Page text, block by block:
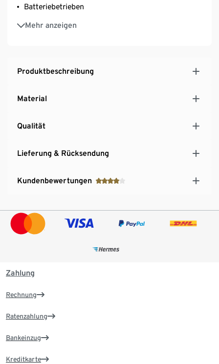
Batteriebetrieben
Mehr anzeigen
Inkl. Batterien
Produktbeschreibung
Material
Qualität
Lieferung & Rücksendung
Kundenbewertungen
Zahlung
Rechnung
Ratenzahlung
Bankeinzug
Kreditkarte